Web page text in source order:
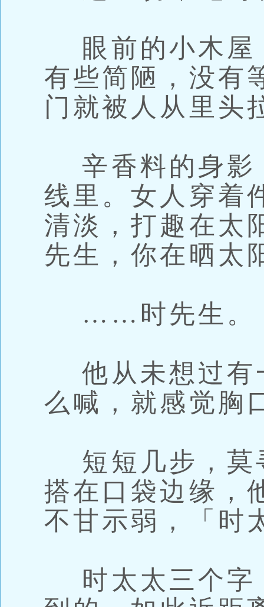
眼前的小木屋
有些简陋，没有
门就被人从里头
辛香料的身影
线里。女人穿着
清淡，打趣在太
先生，你在晒太
……时先生。
他从未想过有
么喊，就感觉胸
短短几步，莫
搭在口袋边缘，
不甘示弱，「时
时太太三个字